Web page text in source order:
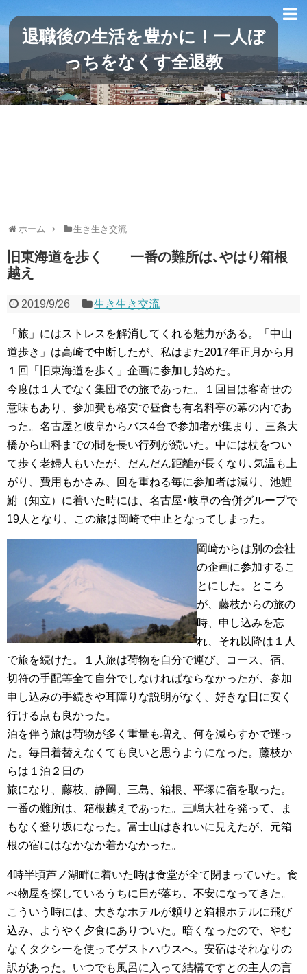
退職後の生活を豊かに！一人ぼ
っちをなくす全退教
ホーム 生き生き交流
旧東海道を歩く 一番の難所は､やはり箱根
越え
2019/9/26 生き生き交流
「旅」にはストレスを解消してくれる魅力がある。「中山
道歩き」は高崎で中断したが、私はまた2017年正月から月
１回「旧東海道を歩く」企画に参加し始めた。
今度は１人でなく集団での旅であった。１回目は客寄せの
意味もあり、参加費も格安で昼食も有名料亭の幕の内であ
った。名古屋と岐阜からバス4台で参加者が集まり、三条大
橋から山科までの間を長い行列が続いた。中には杖をつい
て歩く老婦人もいたが、だんだん距離が長くなり､気温も上
がり、費用もかさみ、回を重ねる毎に参加者は減り、池鯉
鮒（知立）に着いた時には、名古屋･岐阜の合併グループで
19人となり、この旅は岡崎で中止となってしまった。
岡崎からは別の会社
の企画に参加するこ
とにした。ところ
が、藤枝からの旅の
時、申し込みを忘
れ、それ以降は１人
で旅を続けた。１人旅は荷物を自分で運び、コース、宿、
切符の手配等全て自分でしなければならなかったが、参加
申し込みの手続きや耳障りな説明がなく、好きな日に安く
行ける点も良かった。
泊を伴う旅は荷物が多く重量も増え、何を減らすかで迷っ
た。毎日着替えなくても良いと思うようになった。藤枝か
らは１泊２日の
旅になり、藤枝、静岡、三島、箱根、平塚に宿を取った。
一番の難所は、箱根越えであった。三嶋大社を発って、ま
もなく登り坂になった。富士山はきれいに見えたが、元箱
根の宿にはなかなか着かなかった。
4時半頃芦ノ湖畔に着いた時は食堂が全て閉まっていた。食
べ物屋を探しているうちに日が落ち、不安になってきた。
こういう時には、大きなホテルが頼りと箱根ホテルに飛び
込み、ようやく夕食にありついた。暗くなったので、やむ
なくタクシーを使ってゲストハウスへ。安宿はそれなりの
訳があった。いつでも風呂に入って結構ですとの主人の言